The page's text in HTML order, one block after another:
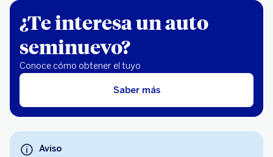
¿Te interesa un auto
seminuevo?
Conoce cómo obtener el tuyo
Saber más
Aviso